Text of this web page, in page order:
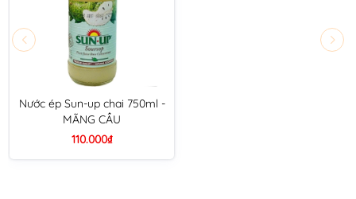
Nước ép Sun-up chai 750ml -
MÃNG CẦU
110.000₫